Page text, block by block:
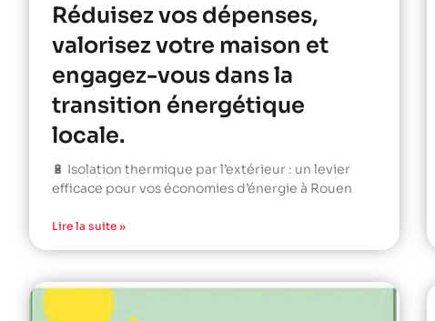
Réduisez vos dépenses,
valorisez votre maison et
engagez-vous dans la
transition énergétique
locale.
🔋 Isolation thermique par l’extérieur : un levier
efficace pour vos économies d’énergie à Rouen
Lire la suite »